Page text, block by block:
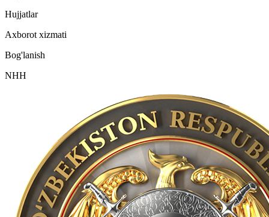
Hujjatlar
Axborot xizmati
Bog'lanish
NHH